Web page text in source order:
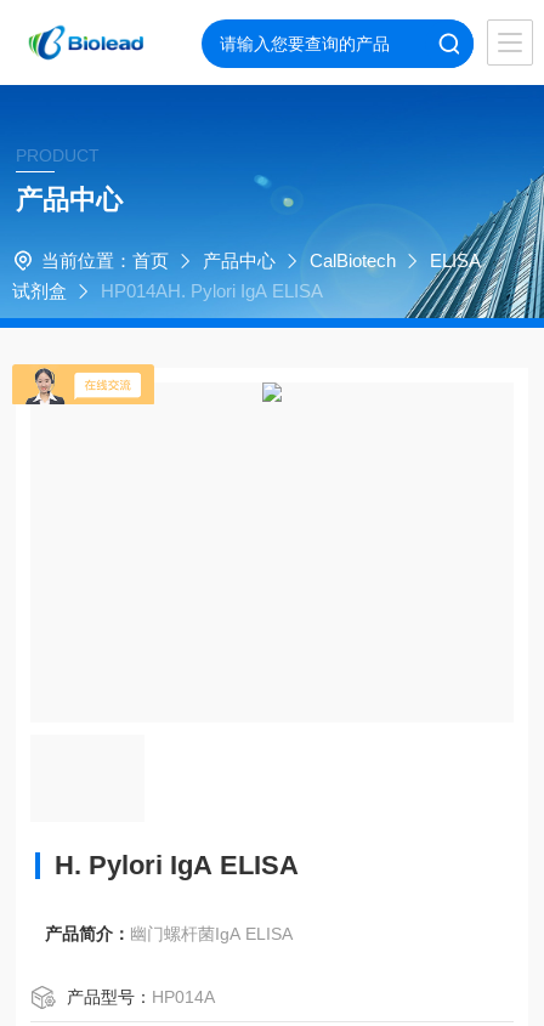
PRODUCT
产品中心
当前位置： 首页 产品中心 CalBiotech
ELISA
试剂盒
HP014AH. Pylori IgA ELISA
H. Pylori IgA ELISA
产品简介： 幽门螺杆菌IgA ELISA
产品型号： HP014A